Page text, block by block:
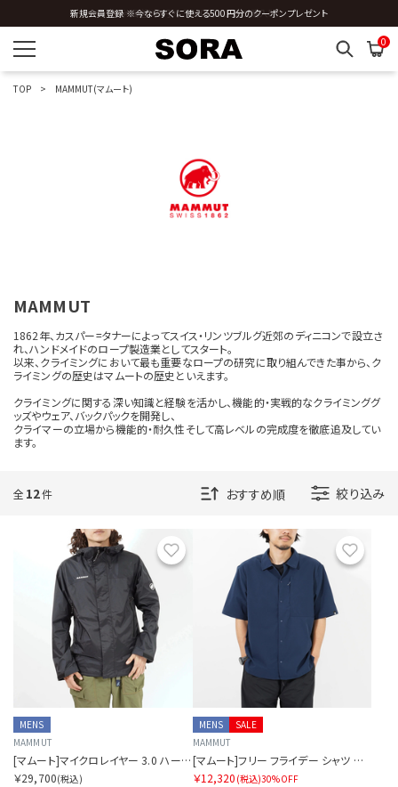
全国送料0円 ※3,980円以上のご購入時
新規会員登録 ※今ならすぐに使える500円分のクーポンプレゼント
0
TOP MAMMUT(マムート)
MAMMUT
1862年、カスパー=タナーによってスイス・リンツブルグ近郊のディニコンで設立さ
れ、ハンドメイドのロープ製造業としてスタート。
以来、クライミングにおいて最も重要なロープの研究に取り組んできた事から、ク
ライミングの歴史はマムートの歴史といえます。
クライミングに関する深い知識と経験を活かし、機能的・実戦的なクライミンググ
ッズやウェア、バックパックを開発し、
クライマーの立場から機能的・耐久性そして高レベルの完成度を徹底追及してい
ます。
全 12件 絞り込み
お気に入り
MENS
MAMMUT
[マムート]マイクロレイヤー 3.0 ハードシェル フーデッド ジャケット アジアンフィット メンズ
￥29,700(税込)
SALE
MENS
MAMMUT
[マムート]フリー フライデー シャツ アジアンフィット
￥12,320 (税込)30%OFF